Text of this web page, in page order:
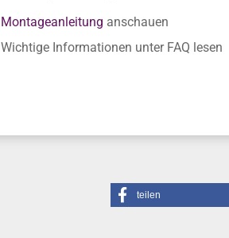
Montageanleitung anschauen
Wichtige Informationen unter FAQ lesen
teilen